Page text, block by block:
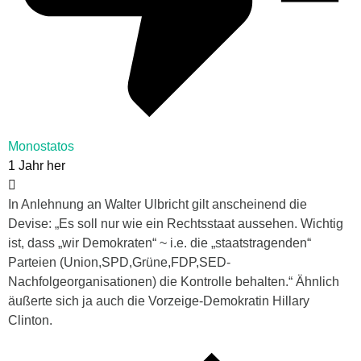
Monostatos
1 Jahr her
In Anlehnung an Walter Ulbricht gilt anscheinend die
Devise: „Es soll nur wie ein Rechtsstaat aussehen. Wichtig
ist, dass „wir Demokraten“ ~ i.e. die „staatstragenden“
Parteien (Union,SPD,Grüne,FDP,SED-
Nachfolgeorganisationen) die Kontrolle behalten.“ Ähnlich
äußerte sich ja auch die Vorzeige-Demokratin Hillary
Clinton.